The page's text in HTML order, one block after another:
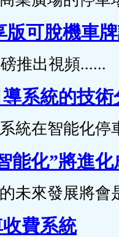
版可脫機車
推出視頻......
系統的技術
統在智能化
能化”將進
來發展將會
費系統